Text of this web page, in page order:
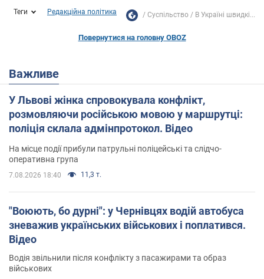
Теги Редакційна політика Суспільство В Україні швидкі...
Повернутися на головну OBOZ
Важливе
У Львові жінка спровокувала конфлікт,
розмовляючи російською мовою у маршрутці:
поліція склала адмінпротокол. Відео
На місце події прибули патрульні поліцейські та слідчо-
оперативна група
7.08.2026 18:40 11,3 т.
"Воюють, бо дурні": у Чернівцях водій автобуса
зневажив українських військових і поплатився.
Відео
Водія звільнили після конфлікту з пасажирами та образ
військових